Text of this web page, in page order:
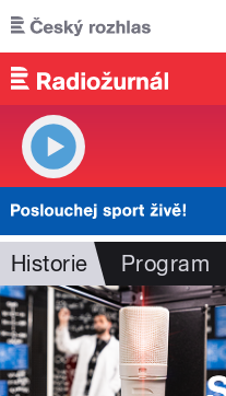
Přejít k hlavnímu obsahu
Historie Program